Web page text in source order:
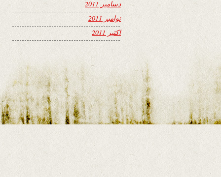
دسامبر 2011
نوامبر 2011
اکتبر 2011